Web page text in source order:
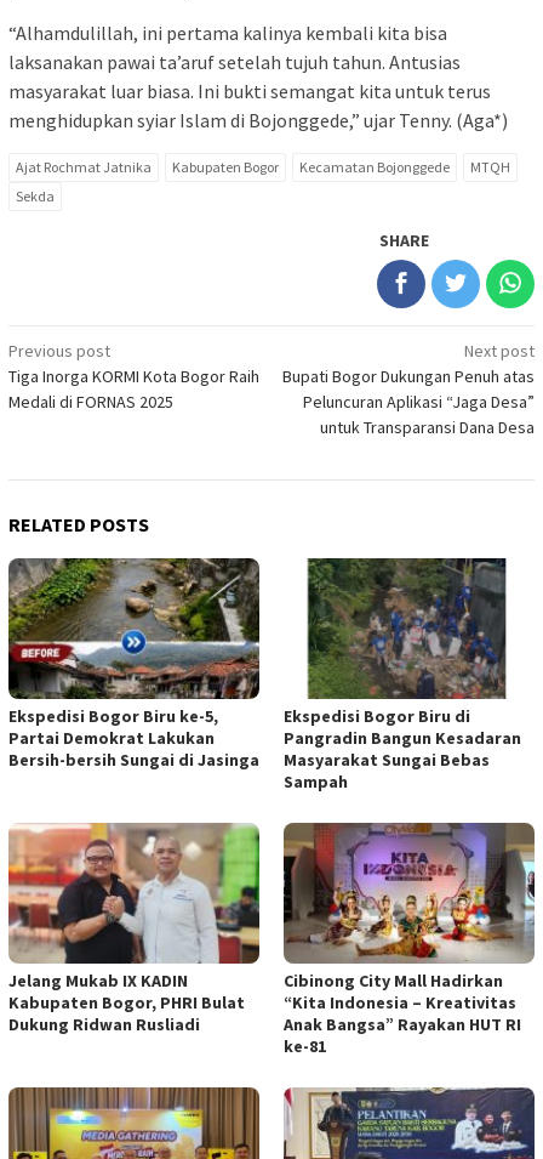
“Alhamdulillah, ini pertama kalinya kembali kita bisa
laksanakan pawai ta’aruf setelah tujuh tahun. Antusias
masyarakat luar biasa. Ini bukti semangat kita untuk terus
menghidupkan syiar Islam di Bojonggede,” ujar Tenny. (Aga*)
Ajat Rochmat Jatnika Kabupaten Bogor Kecamatan Bojonggede
MTQH
Sekda
SHARE
Post
navigation
Previous post
Tiga Inorga KORMI Kota Bogor Raih
Medali di FORNAS 2025
Next post
Bupati Bogor Dukungan Penuh atas
Peluncuran Aplikasi “Jaga Desa”
untuk Transparansi Dana Desa
RELATED POSTS
Ekspedisi Bogor Biru ke-5,
Partai Demokrat Lakukan
Bersih-bersih Sungai di Jasinga
Ekspedisi Bogor Biru di
Pangradin Bangun Kesadaran
Masyarakat Sungai Bebas
Sampah
Jelang Mukab IX KADIN
Kabupaten Bogor, PHRI Bulat
Dukung Ridwan Rusliadi
Cibinong City Mall Hadirkan
“Kita Indonesia – Kreativitas
Anak Bangsa” Rayakan HUT RI
ke-81